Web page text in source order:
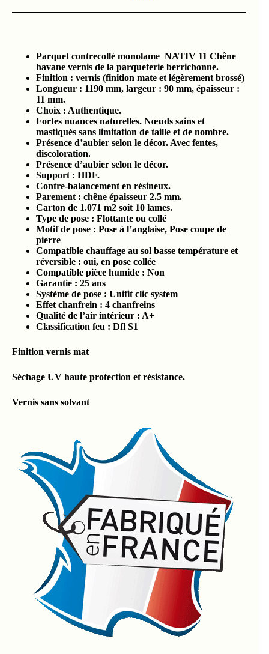
Parquet contrecollé monolame NATIV 11 Chêne
havane vernis de la parqueterie berrichonne.
Finition : vernis (finition mate et légèrement brossé)
Longueur : 1190 mm, largeur : 90 mm, épaisseur :
11 mm.
Choix : Authentique.
Fortes nuances naturelles. Nœuds sains et
mastiqués sans limitation de taille et de nombre.
Présence d’aubier selon le décor. Avec fentes,
discoloration.
Présence d’aubier selon le décor.
Support : HDF.
Contre-balancement en résineux.
Parement : chêne épaisseur 2.5 mm.
Carton de 1.071 m2 soit 10 lames.
Type de pose : Flottante ou collé
Motif de pose : Pose à l’anglaise, Pose coupe de
pierre
Compatible chauffage au sol basse température et
réversible : oui, en pose collée
Compatible pièce humide : Non
Garantie : 25 ans
Système de pose : Unifit clic system
Effet chanfrein : 4 chanfreins
Qualité de l’air intérieur : A+
Classification feu : Dfl S1
Finition vernis mat
Séchage UV haute protection et résistance.
Vernis sans solvant